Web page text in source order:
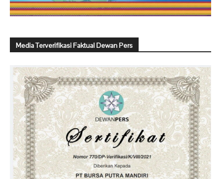
Media Terverifikasi Faktual Dewan Pers